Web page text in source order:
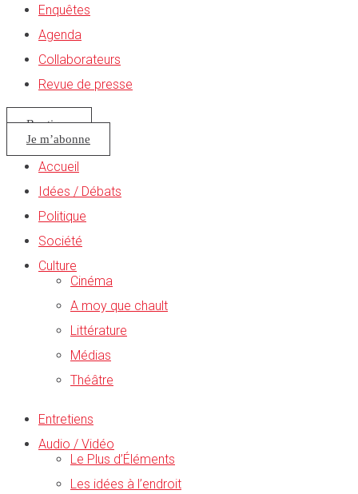
Enquêtes
Agenda
Collaborateurs
Revue de presse
Boutique
Je m’abonne
Accueil
Idées / Débats
Politique
Société
Culture
Cinéma
A moy que chault
Littérature
Médias
Théâtre
Entretiens
Audio / Vidéo
Le Plus d’Éléments
Les idées à l’endroit